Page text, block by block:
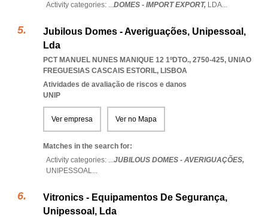
Activity categories: ...DOMES - IMPORT EXPORT, LDA...
Jubilous Domes - Averiguações, Unipessoal,
Lda
PCT MANUEL NUNES MANIQUE 12 1ºDTO., 2750-425, UNIAO
FREGUESIAS CASCAIS ESTORIL, LISBOA
Atividades de avaliação de riscos e danos
UNIP
Ver empresa Ver no Mapa
Matches in the search for:
Activity categories: ...JUBILOUS DOMES - AVERIGUAÇÕES,
UNIPESSOAL...
Vitronics - Equipamentos De Segurança,
Unipessoal, Lda